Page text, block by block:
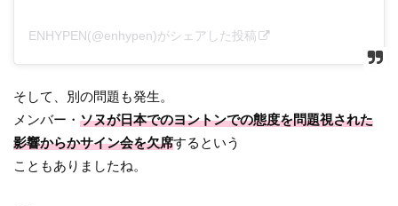
ENHYPEN(@enhypen)がシェアした投稿
そして、別の問題も発生。
メンバー・ソヌが日本でのヨントンでの態度を問題視された
影響からかサイン会を欠席するという
こともありましたね。